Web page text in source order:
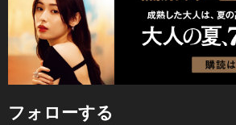
フォローする